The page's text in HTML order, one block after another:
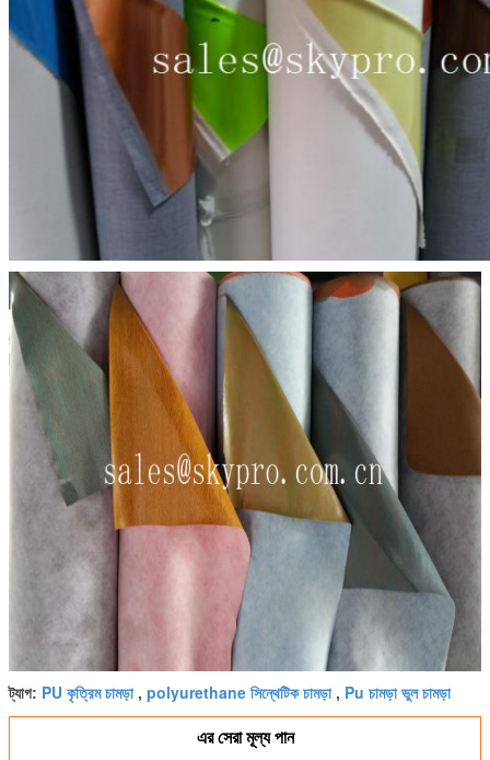
ট্যাগ: PU কৃত্রিম চামড়া, polyurethane সিন্থেটিক চামড়া, Pu চামড়া ভুল চামড়া
এর সেরা মূল্য পান